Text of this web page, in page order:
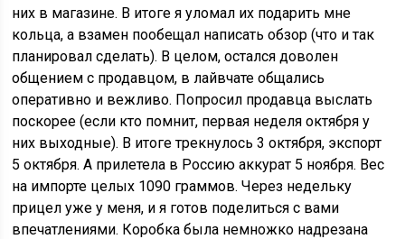
них в магазине. В итоге я уломал их подарить мне
кольца, а взамен пообещал написать обзор (что и так
планировал сделать). В целом, остался доволен
общением с продавцом, в лайвчате общались
оперативно и вежливо. Попросил продавца выслать
поскорее (если кто помнит, первая неделя октября у
них выходные). В итоге трекнулось 3 октября, экспорт
5 октября. А прилетела в Россию аккурат 5 ноября. Вес
на импорте целых 1090 граммов. Через недельку
прицел уже у меня, и я готов поделиться с вами
впечатлениями. Коробка была немножко надрезана